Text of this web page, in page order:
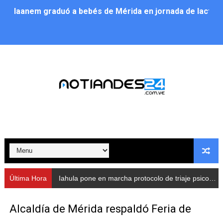
Iaanem graduó a bebés de Mérida en jornada de
Alcalde Nelson Álvarez llevó jornada recreativa a la
Nevado Gas optimiza servicio residencial en la
Balance semestral impulsa inclusión y atención a
Plan Vacacional Comunitario “Ríe 2026” recorre las
Alcaldía del Municipio Libertador realizó una jornada
Última Hora Iahula pone en marcha protocolo de triaje psicosocial para atender a rescatistas
Alcaldía de Mérida respaldó Feria de